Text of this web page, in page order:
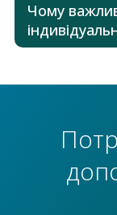
Чому